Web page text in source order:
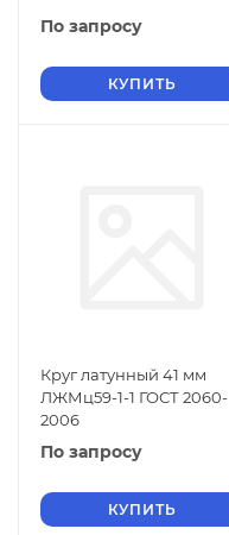
По запросу
КУПИТЬ
Круг латунный 41 мм
ЛЖМц59-1-1 ГОСТ 2060-
2006
По запросу
КУПИТЬ